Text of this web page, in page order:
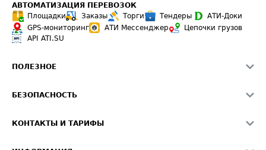
АВТОМАТИЗАЦИЯ ПЕРЕВОЗОК
Площадки
Заказы Торги Тендеры
АТИ-Доки
GPS-мониторинг
АТИ Мессенджер
Цепочки грузов
API ATI.SU
ПОЛЕЗНОЕ
Звезды ATI.SU на вашем сайте
БЕЗОПАСНОСТЬ
Светофор+
КОНТАКТЫ И ТАРИФЫ